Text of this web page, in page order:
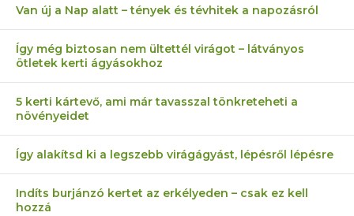
Van új a Nap alatt – tények és tévhitek a napozásról
Így még biztosan nem ültettél virágot – látványos
ötletek kerti ágyásokhoz
5 kerti kártevő, ami már tavasszal tönkreteheti a
növényeidet
Így alakítsd ki a legszebb virágágyást, lépésről lépésre
Indíts burjánzó kertet az erkélyeden – csak ez kell
hozzá